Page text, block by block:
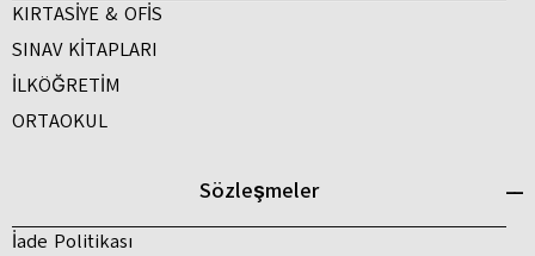
KIRTASİYE & OFİS
SINAV KİTAPLARI
İLKÖĞRETİM
ORTAOKUL
Sözleşmeler
İade Politikası